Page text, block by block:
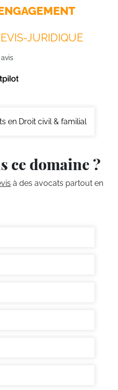
JURIDIQUE
avis
en Droit civil & familial
ce domaine ?
à des avocats partout en